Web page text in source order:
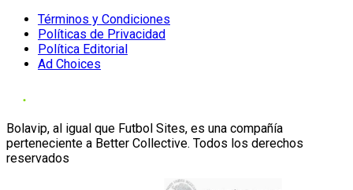
Términos y Condiciones
Políticas de Privacidad
Política Editorial
Ad Choices
Bolavip, al igual que Futbol Sites, es una compañía
perteneciente a Better Collective. Todos los derechos
reservados